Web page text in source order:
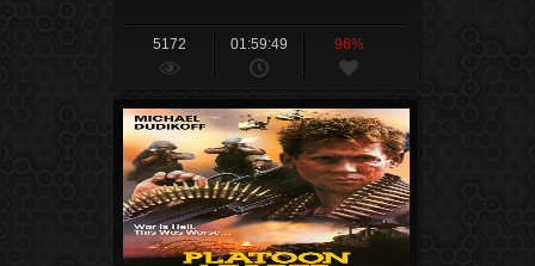
5172 01:59:49 96%